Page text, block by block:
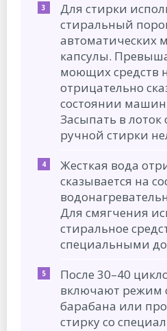
Для стирки
стиральный
автоматических
капсулы.
моющих средств
отрицательно
состоянии
Засыпать в лоток
ручной стирки
Жесткая вода
сказывается на
Для смягчения
стиральное
специальными
После 30–40
включают режим
барабана или
стирку со